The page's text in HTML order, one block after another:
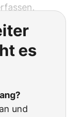
es
und